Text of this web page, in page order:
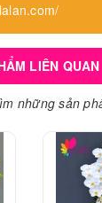
LIÊN QUAN
những sản